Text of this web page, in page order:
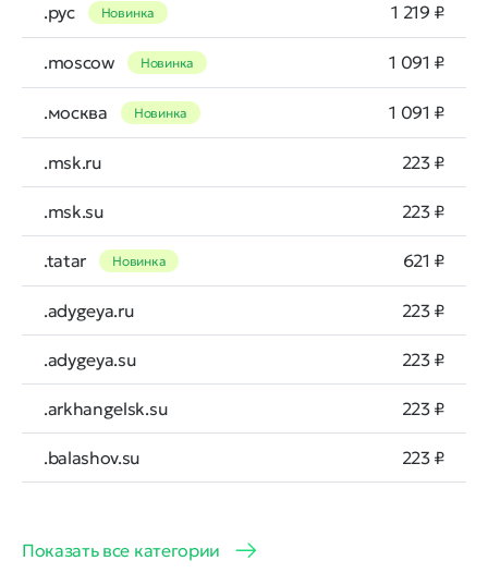
.рус Новинка 1 219 ₽
.moscow Новинка 1 091 ₽
.москва Новинка 1 091 ₽
.msk.ru 223 ₽
.msk.su 223 ₽
.tatar Новинка 621 ₽
.adygeya.ru 223 ₽
.adygeya.su 223 ₽
.arkhangelsk.su 223 ₽
.balashov.su 223 ₽
Показать все категории